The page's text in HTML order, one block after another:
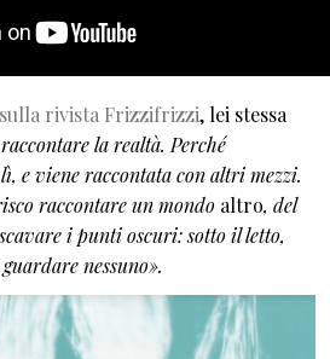
rivista Frizzifrizzi, lei stessa
la realtà. Perché
lì, e viene raccontata con altri mezzi.
raccontare un mondo altro, del
i punti oscuri: sotto il letto,
nessuno».